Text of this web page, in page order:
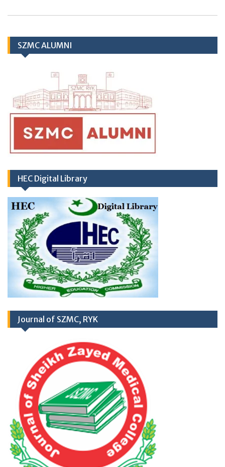
Rahim Yar Khan)
03RDMarch 2026Career Opportunities at
Newly Cardiac Center (CARDIOLOGY UNIT-
II) Sheikh Zayed Medical College/Hospital,
R.Y. Khan
Application Form
17 September
Opportunities)
SZMC ALUMNI
HEC Digital Library
Journal of SZMC, RYK